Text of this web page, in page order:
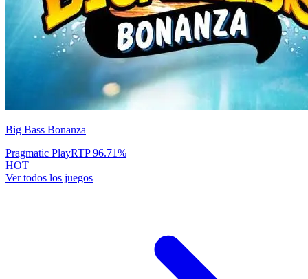
Big Bass Bonanza
Pragmatic PlayRTP96.71%
HOT
Ver todos los juegos